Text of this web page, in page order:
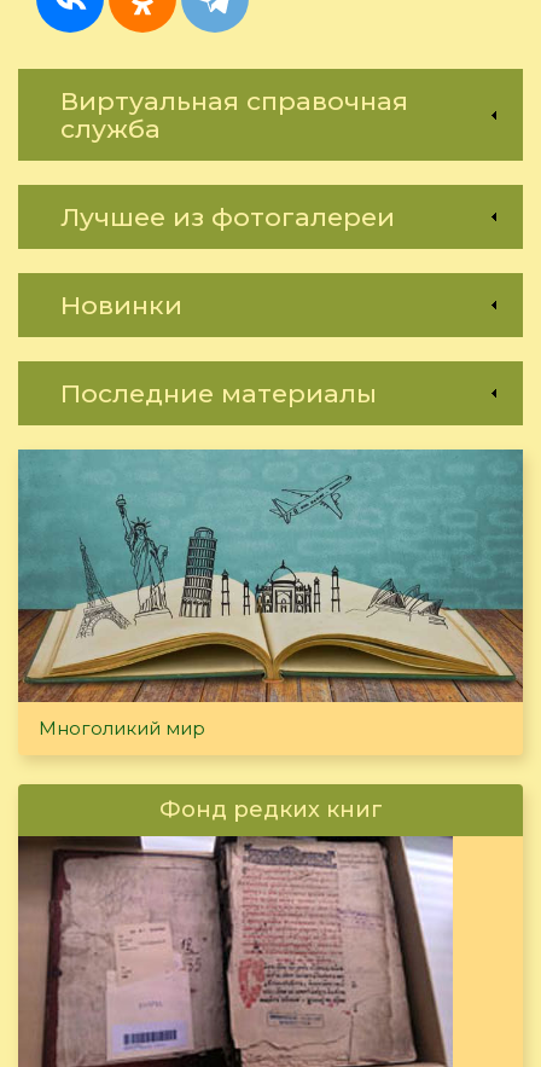
Виртуальная справочная
служба
Лучшее из фотогалереи
Новинки
Последние материалы
Многоликий мир
Фонд редких книг